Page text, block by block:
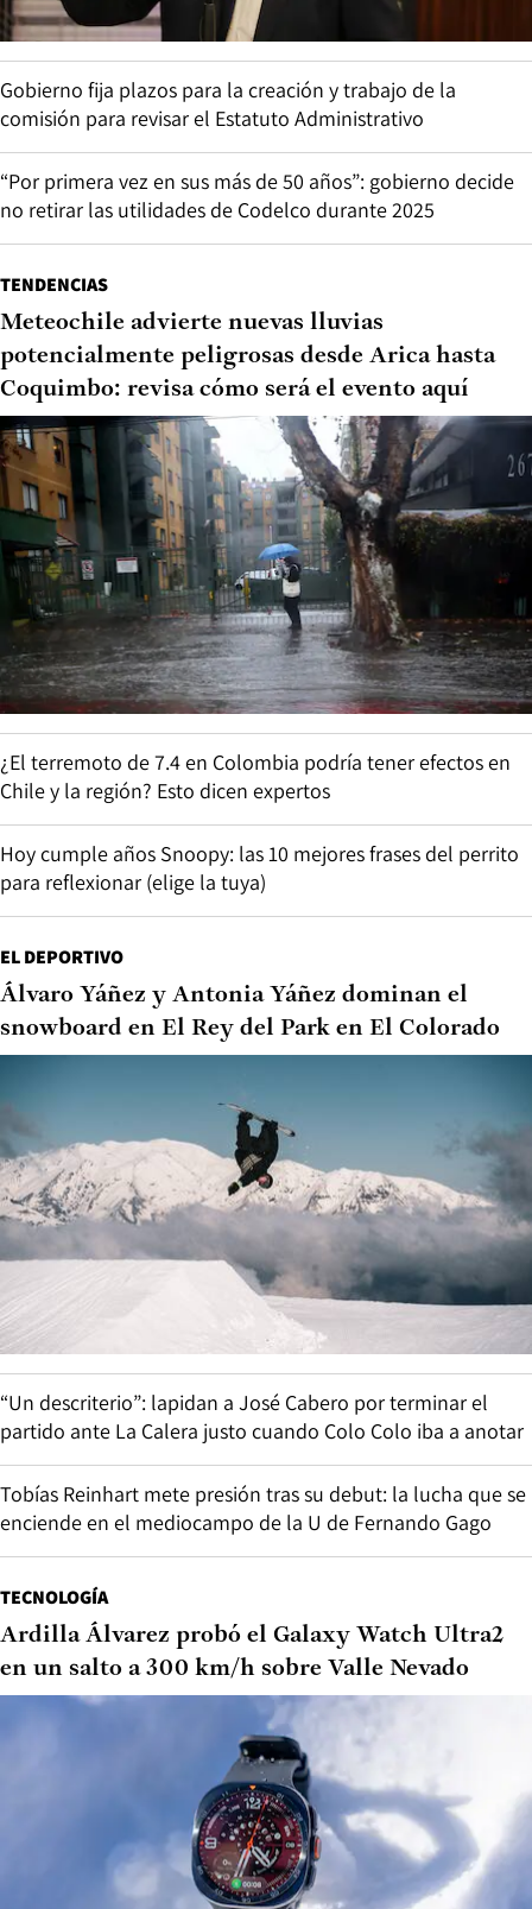
Gobierno fija plazos para la creación y trabajo de la
comisión para revisar el Estatuto Administrativo
“Por primera vez en sus más de 50 años”: gobierno decide
no retirar las utilidades de Codelco durante 2025
TENDENCIAS
Meteochile advierte nuevas lluvias
potencialmente peligrosas desde Arica hasta
Coquimbo: revisa cómo será el evento aquí
¿El terremoto de 7.4 en Colombia podría tener efectos en
Chile y la región? Esto dicen expertos
Hoy cumple años Snoopy: las 10 mejores frases del perrito
para reflexionar (elige la tuya)
EL DEPORTIVO
Álvaro Yáñez y Antonia Yáñez dominan el
snowboard en El Rey del Park en El Colorado
“Un descriterio”: lapidan a José Cabero por terminar el
partido ante La Calera justo cuando Colo Colo iba a anotar
Tobías Reinhart mete presión tras su debut: la lucha que se
enciende en el mediocampo de la U de Fernando Gago
TECNOLOGÍA
Ardilla Álvarez probó el Galaxy Watch Ultra2
en un salto a 300 km/h sobre Valle Nevado